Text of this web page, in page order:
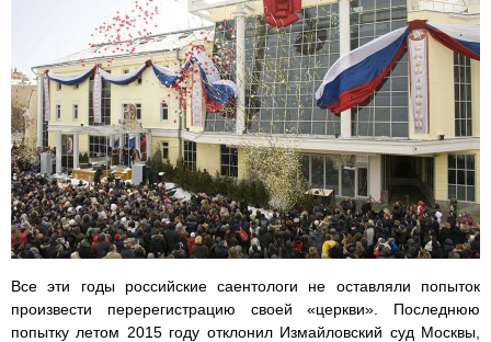
Все эти годы российские саентологи не оставляли попыток
произвести перерегистрацию своей «церкви». Последнюю
попытку летом 2015 году отклонил Измайловский суд Москвы,